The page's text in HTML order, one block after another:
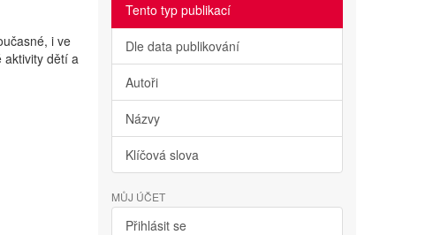
i ve
aktivity dětí a
Tento typ publikací
Dle data publikování
Autoři
Názvy
Klíčová slova
MŮJ ÚČET
Přihlásit se